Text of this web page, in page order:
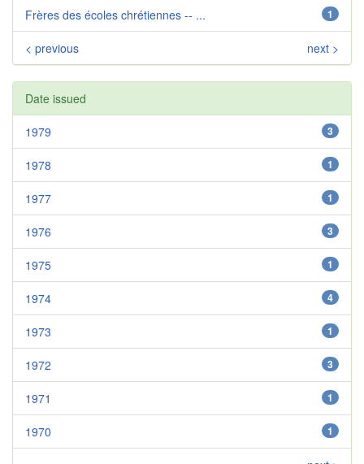
1
Frères des écoles chrétiennes -- ...
< previous next >
Date issued
3
1979
1
1978
1
1977
3
1976
1
1975
4
1974
1
1973
3
1972
1
1971
1
1970